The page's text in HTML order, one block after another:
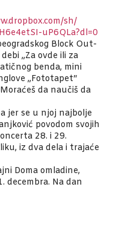
sh/
uP6QLa?dl=0
Block Out-
„Za ovde ili za
benda, mini
„Fototapet“
da naučiš da
jer se u njoj najbolje
povodom svojih
28. i 29.
iz dva dela i trajaće
Doma omladine,
decembra. Na dan